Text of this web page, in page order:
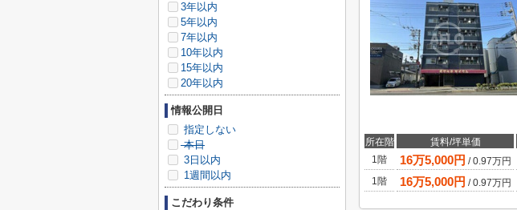
所在階 賃料/坪単価
1階
16万5,000円 /0.97万円
1階
16万5,000円 /0.97万円
3年以内
5年以内
7年以内
10年以内
15年以内
20年以内
情報公開日
指定しない
本日
3日以内
1週間以内
こだわり条件